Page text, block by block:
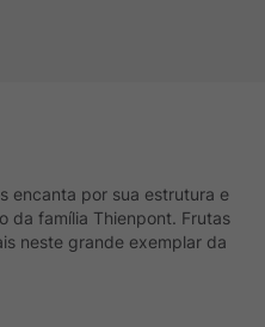
encanta por sua estrutura e
da família Thienpont. Frutas
neste grande exemplar da